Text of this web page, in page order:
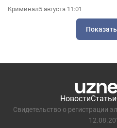
Криминал5 августа 11:01
НовостиСтатьи
Свидетельство о регистрации